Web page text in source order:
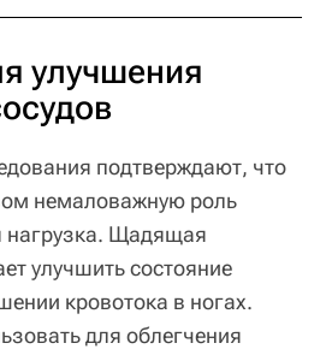
улучшения
подтверждают, что
немаловажную роль
нагрузка. Щадящая
улучшить состояние
кровотока в ногах.
для облегчения